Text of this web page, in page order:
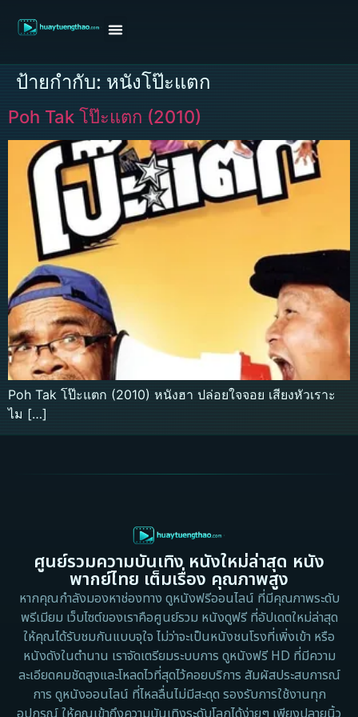
ป้ายกำกับ: หนังโป๊ะแตก
Poh Tak โป๊ะแตก (2010)
Poh Tak โป๊ะแตก (2010) หนังฮา ปล่อยใจจอย เสียงหัวเราะ
ไม […]
ศูนย์รวมความบันเทิง หนังใหม่ล่าสุด หนัง
พากย์ไทย เต็มเรื่อง คุณภาพสูง
หากคุณกำลังมองหาช่องทาง ดูหนังฟรีออนไลน์ ที่มีคุณภาพระดับ
พรีเมียม เว็บไซต์ของเราคือศูนย์รวม หนังดูฟรี ที่อัปเดตใหม่ล่าสุด
ให้คุณได้รับชมกันแบบจุใจ ไม่ว่าจะเป็นหนังชนโรงที่เพิ่งเข้า หรือ
หนังดังในตำนาน เราจัดเตรียมระบบการ ดูหนังฟรี HD ที่มีความ
ละเอียดคมชัดสูงและโหลดไวที่สุดไว้คอยบริการ สัมผัสประสบการณ์
การ ดูหนังออนไลน์ ที่ไหลลื่นไม่มีสะดุด รองรับการใช้งานทุก